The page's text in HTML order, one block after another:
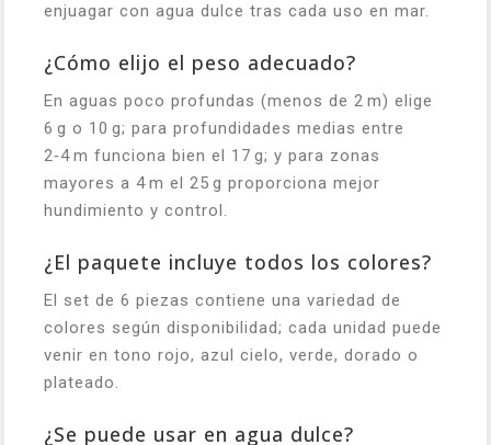
enjuagar con agua dulce tras cada uso en mar.
¿Cómo elijo el peso adecuado?
En aguas poco profundas (menos de 2 m) elige
6 g o 10 g; para profundidades medias entre
2‑4 m funciona bien el 17 g; y para zonas
mayores a 4 m el 25 g proporciona mejor
hundimiento y control.
¿El paquete incluye todos los colores?
El set de 6 piezas contiene una variedad de
colores según disponibilidad; cada unidad puede
venir en tono rojo, azul cielo, verde, dorado o
plateado.
¿Se puede usar en agua dulce?